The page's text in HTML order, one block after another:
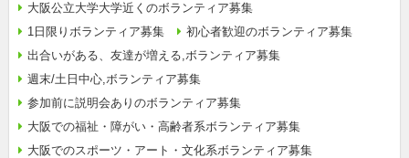
大阪公立大学大学近くのボランティア募集
1日限りボランティア募集
初心者歓迎のボランティア募集
出合いがある、友達が増える,ボランティア募集
週末/土日中心,ボランティア募集
参加前に説明会ありのボランティア募集
大阪での福祉・障がい・高齢者系ボランティア募集
大阪でのスポーツ・アート・文化系ボランティア募集